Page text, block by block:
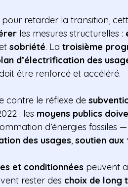
pour retarder la transition,
les mesures structurelles :
et sobriété. La troisième
d’électrification des
être renforcé et accéléré.
contre le réflexe de
: les moyens publics
d’énergies fossiles —
des usages, soutien aux
et conditionnées peuvent
rester des choix de long